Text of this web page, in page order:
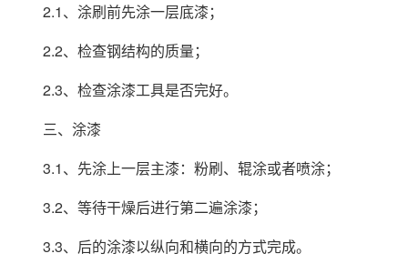
2.1、涂刷前先涂一层底漆；
2.2、检查钢结构的质量；
2.3、检查涂漆工具是否完好。
三、涂漆
3.1、先涂上一层主漆：粉刷、辊涂或者喷涂；
3.2、等待干燥后进行第二遍涂漆；
3.3、后的涂漆以纵向和横向的方式完成。